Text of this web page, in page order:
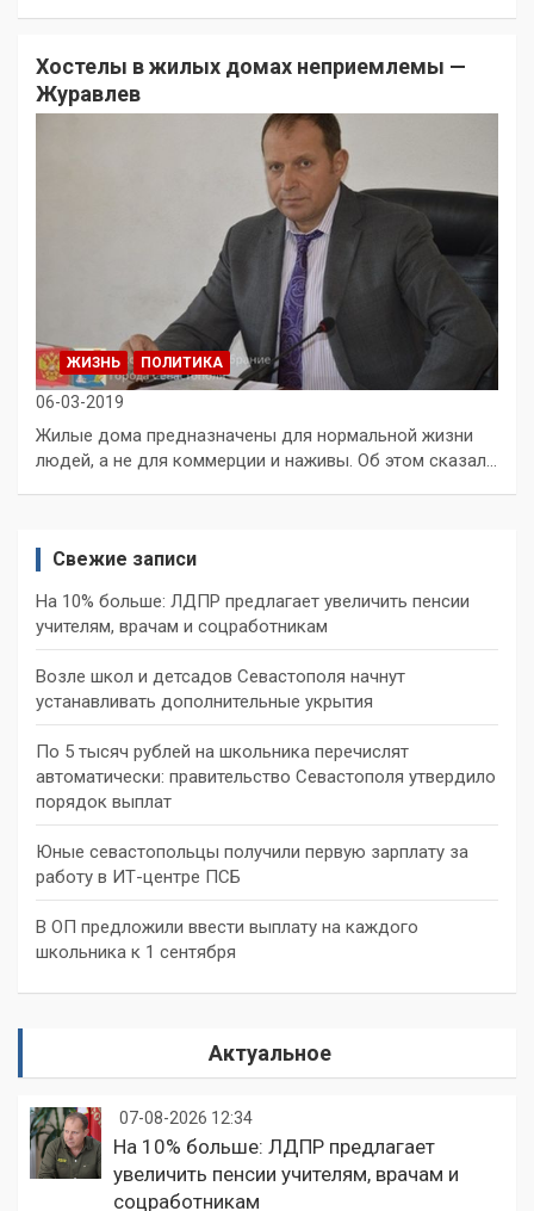
Хостелы в жилых домах неприемлемы —
Журавлев
ЖИЗНЬ ПОЛИТИКА
06-03-2019
Жилые дома предназначены для нормальной жизни
людей, а не для коммерции и наживы. Об этом сказал…
Свежие записи
На 10% больше: ЛДПР предлагает увеличить пенсии
учителям, врачам и соцработникам
Возле школ и детсадов Севастополя начнут
устанавливать дополнительные укрытия
По 5 тысяч рублей на школьника перечислят
автоматически: правительство Севастополя утвердило
порядок выплат
Юные севастопольцы получили первую зарплату за
работу в ИТ-центре ПСБ
В ОП предложили ввести выплату на каждого
школьника к 1 сентября
Актуальное
07-08-2026 12:34
На 10% больше: ЛДПР предлагает
увеличить пенсии учителям, врачам и
соцработникам